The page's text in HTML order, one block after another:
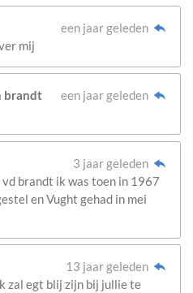
een jaar geleden
mij
brandt
een jaar geleden
3 jaar geleden
brandt ik was toen in 1967
en Vught gehad in mei
13 jaar geleden
zal egt blij zijn bij jullie te